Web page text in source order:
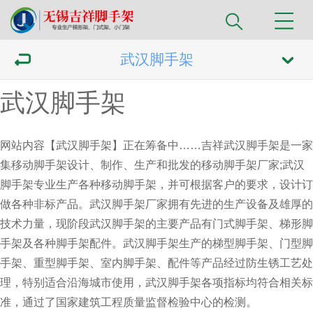
武汉脚手架
武汉脚手架
网站内容【武汉脚手架】正在筹备中……吉祥武汉脚手架是一家
集移动脚手架设计、制作、生产和批发的移动脚手架厂家;武汉
脚手架专业生产各种移动脚手架，并可根据客户的要求，设计订
做各种非标产品。武汉脚手架厂家拥有先进的生产设备及雄厚的
技术力量，现阶段武汉脚手架的主要产品有门式脚手架、梯形脚
手架及各种脚手架配件。武汉脚手架生产的梯型脚手架、门型脚
手架、重型脚手架、室内脚手架、配件等产品经过防生锈工艺处
理，特别适合沿海城市使用， 武汉脚手架各项指标均符合相关标
准，通过了国家建筑工程质量监督检验中心的检测。